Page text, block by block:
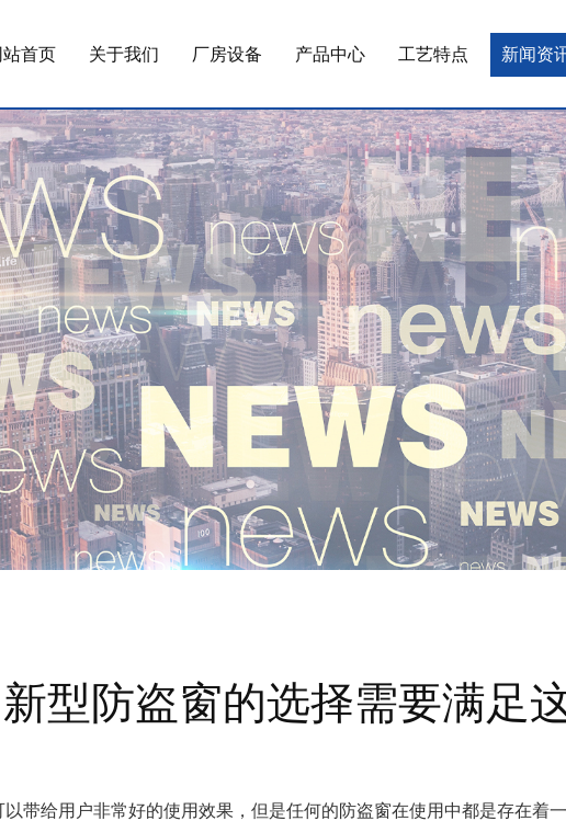
站首页 关于我们 厂房设备 产品中心 工艺特点 新闻资
新型防盗窗的选择需要满足
带给用户非常好的使用效果，但是任何的防盗窗在使用中都是存在着